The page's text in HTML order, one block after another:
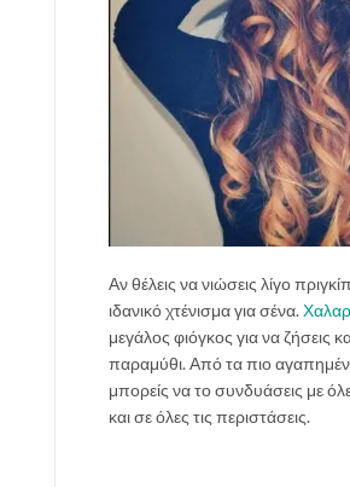
Αν θέλεις να νιώσεις λίγο
ιδανικό χτένισμα για σένα.
μεγάλος φιόγκος για να ζήσεις
παραμύθι. Από τα πιο
μπορείς να το συνδυάσεις με
και σε όλες τις περιστάσεις.